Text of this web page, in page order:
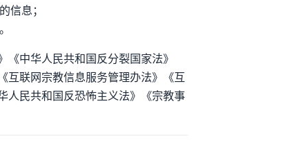
信息；
中华人民共和国反分裂国家法》
互联网宗教信息服务管理办法》《互
人民共和国反恐怖主义法》《宗教事